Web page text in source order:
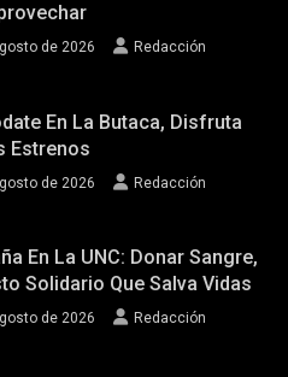
de 2026 Redacción
En La Butaca, Disfruta
Estrenos
de 2026 Redacción
En La UNC: Donar Sangre,
Solidario Que Salva Vidas
de 2026 Redacción